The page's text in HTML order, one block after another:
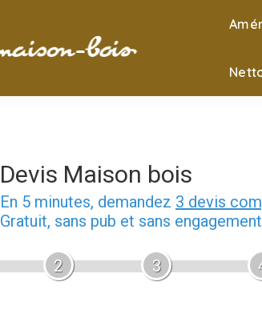
Devis Maison bois
En 5 minutes, demandez 3 devis
Gratuit, sans pub et sans
2 3